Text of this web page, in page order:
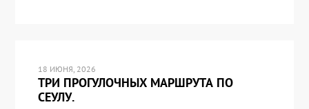
18 ИЮНЯ, 2026
ТРИ ПРОГУЛОЧНЫХ МАРШРУТА ПО
СЕУЛУ.